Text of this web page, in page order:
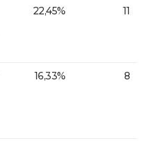
22,45% 11
16,33% 8